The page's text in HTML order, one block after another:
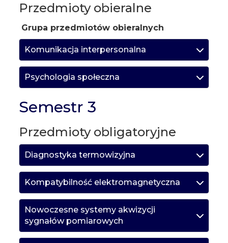
Przedmioty obieralne
Grupa przedmiotów obieralnych
Komunikacja interpersonalna
Psychologia społeczna
Semestr 3
Przedmioty obligatoryjne
Diagnostyka termowizyjna
Kompatybilność elektromagnetyczna
Nowoczesne systemy akwizycji
sygnałów pomiarowych